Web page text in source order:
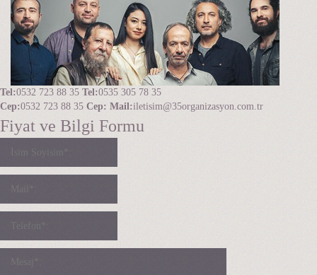
Tel:0532 723 88 35 Tel:0535 305 78 35
Cep:0532 723 88 35 Cep: Mail:iletisim@35organizasyon.com.tr
Fiyat ve Bilgi Formu